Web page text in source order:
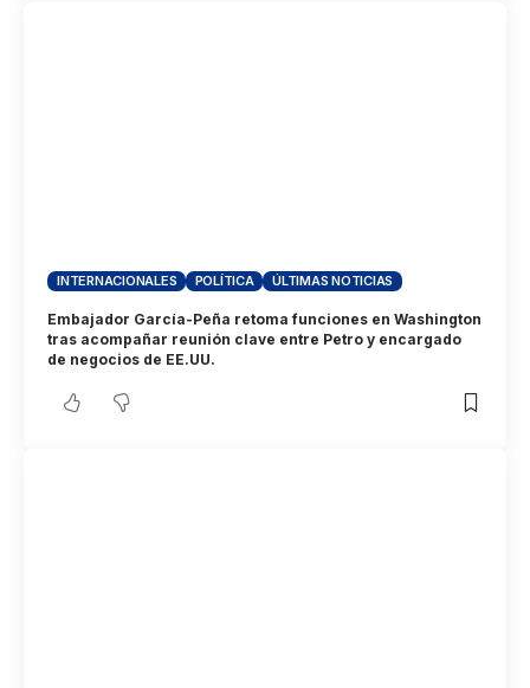
INTERNACIONALES POLÍTICA ÚLTIMAS NOTICIAS
Embajador García-Peña retoma funciones en Washington
tras acompañar reunión clave entre Petro y encargado
de negocios de EE.UU.